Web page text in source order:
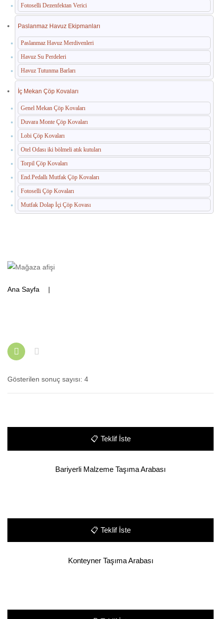
Fotoselli Dezenfektan Verici
Paslanmaz Havuz Ekipmanları
Paslanmaz Havuz Merdivenleri
Havuz Su Perdeleri
Havuz Tutunma Barları
İç Mekan Çöp Kovaları
Genel Mekan Çöp Kovaları
Duvara Monte Çöp Kovaları
Lobi Çöp Kovaları
Otel Odası iki bölmeli atık kutuları
Torpil Çöp Kovaları
End.Pedallı Mutfak Çöp Kovaları
Fotoselli Çöp Kovaları
Mutfak Dolap İçi Çöp Kovası
Ana Sayfa
Gösterilen sonuç sayısı: 4
📋 Teklif İste
Bariyerli Malzeme Taşıma Arabası
📋 Teklif İste
Konteyner Taşıma Arabası